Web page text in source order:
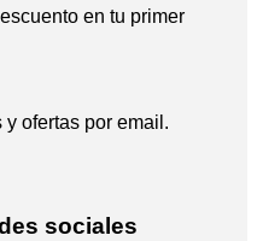
en tu primer
ofertas por email.
sociales